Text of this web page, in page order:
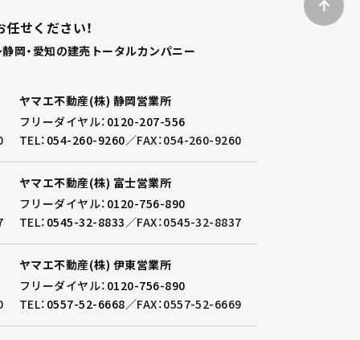
せください！
岡・愛知の建売トータルカンパニー
ヤマエ不動産(株) 静岡営業所
フリーダイヤル： 0120-207-556
TEL： 054-260-9260／FAX：054-260-9260
ヤマエ不動産(株) 富士営業所
フリーダイヤル： 0120-756-890
TEL： 0545-32-8833 ／FAX：0545-32-8837
ヤマエ不動産(株) 伊東営業所
フリーダイヤル： 0120-756-890
TEL： 0557-52-6668／FAX：0557-52-6669